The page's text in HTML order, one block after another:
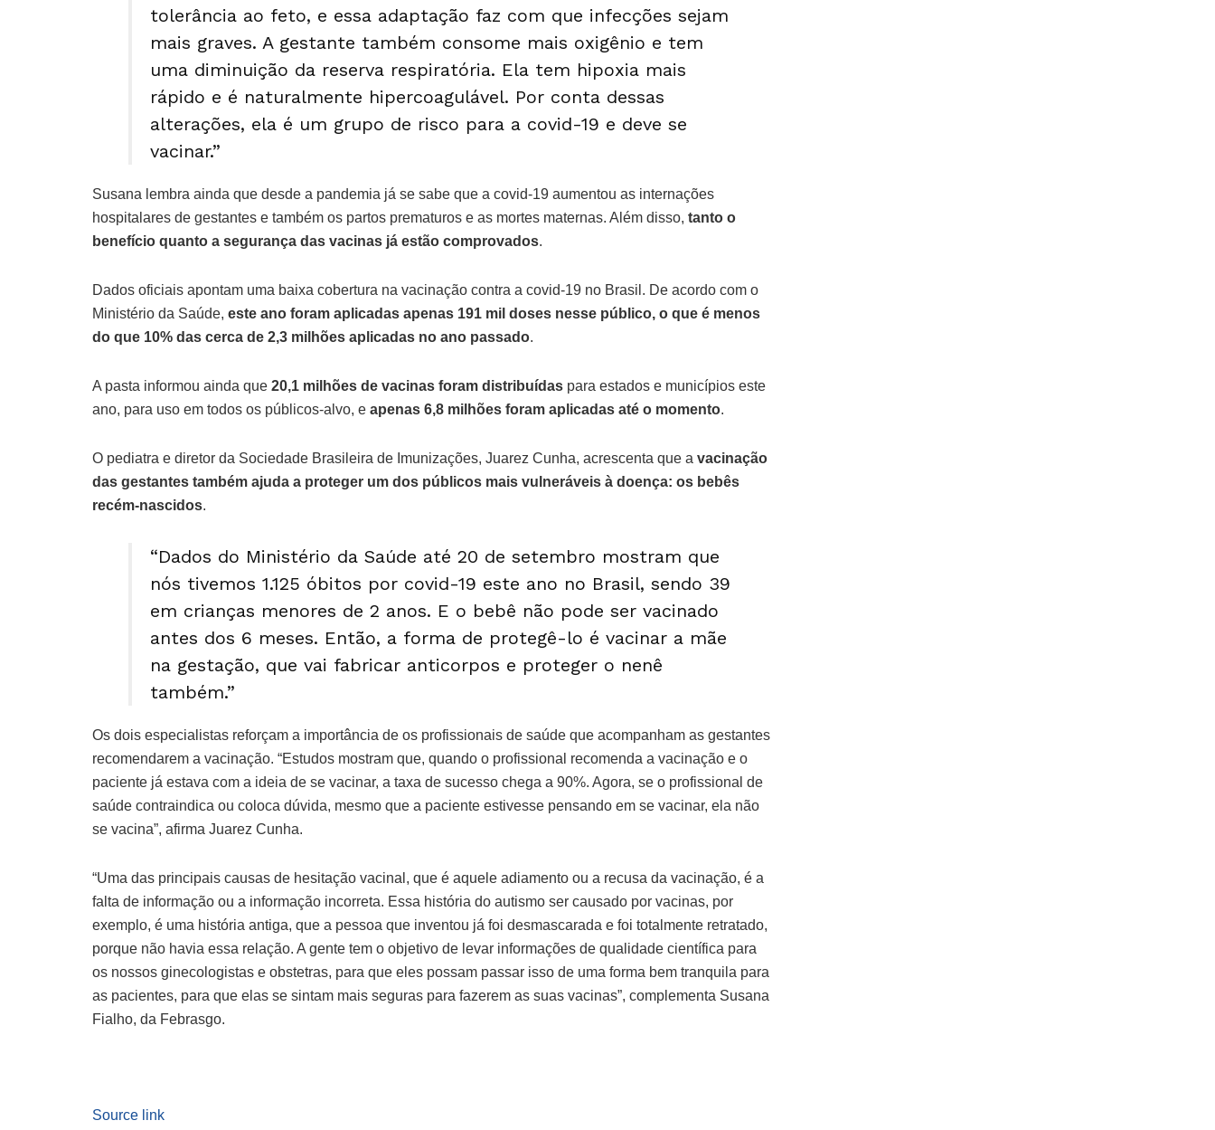
tolerância ao feto, e essa adaptação faz com que infecções sejam
mais graves. A gestante também consome mais oxigênio e tem
uma diminuição da reserva respiratória. Ela tem hipoxia mais
rápido e é naturalmente hipercoagulável. Por conta dessas
alterações, ela é um grupo de risco para a covid-19 e deve se
vacinar.”
Susana lembra ainda que desde a pandemia já se sabe que a covid-19 aumentou as internações
hospitalares de gestantes e também os partos prematuros e as mortes maternas. Além disso, tanto o
benefício quanto a segurança das vacinas já estão comprovados.
Dados oficiais apontam uma baixa cobertura na vacinação contra a covid-19 no Brasil. De acordo com o
Ministério da Saúde, este ano foram aplicadas apenas 191 mil doses nesse público, o que é menos
do que 10% das cerca de 2,3 milhões aplicadas no ano passado.
A pasta informou ainda que 20,1 milhões de vacinas foram distribuídas para estados e municípios este
ano, para uso em todos os públicos-alvo, e apenas 6,8 milhões foram aplicadas até o momento.
O pediatra e diretor da Sociedade Brasileira de Imunizações, Juarez Cunha, acrescenta que a vacinação
das gestantes também ajuda a proteger um dos públicos mais vulneráveis à doença: os bebês
recém-nascidos.
“Dados do Ministério da Saúde até 20 de setembro mostram que
nós tivemos 1.125 óbitos por covid-19 este ano no Brasil, sendo 39
em crianças menores de 2 anos. E o bebê não pode ser vacinado
antes dos 6 meses. Então, a forma de protegê-lo é vacinar a mãe
na gestação, que vai fabricar anticorpos e proteger o nenê
também.”
Os dois especialistas reforçam a importância de os profissionais de saúde que acompanham as gestantes
recomendarem a vacinação. “Estudos mostram que, quando o profissional recomenda a vacinação e o
paciente já estava com a ideia de se vacinar, a taxa de sucesso chega a 90%. Agora, se o profissional de
saúde contraindica ou coloca dúvida, mesmo que a paciente estivesse pensando em se vacinar, ela não
se vacina”, afirma Juarez Cunha.
“Uma das principais causas de hesitação vacinal, que é aquele adiamento ou a recusa da vacinação, é a
falta de informação ou a informação incorreta. Essa história do autismo ser causado por vacinas, por
exemplo, é uma história antiga, que a pessoa que inventou já foi desmascarada e foi totalmente retratado,
porque não havia essa relação. A gente tem o objetivo de levar informações de qualidade científica para
os nossos ginecologistas e obstetras, para que eles possam passar isso de uma forma bem tranquila para
as pacientes, para que elas se sintam mais seguras para fazerem as suas vacinas”, complementa Susana
Fialho, da Febrasgo.
Source link